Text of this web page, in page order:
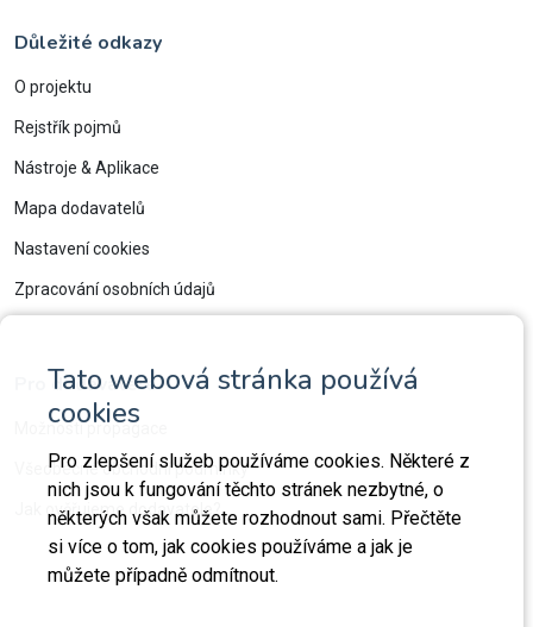
Tato webová stránka používá
cookies
Pro zlepšení služeb používáme cookies. Některé z
nich jsou k fungování těchto stránek nezbytné, o
některých však můžete rozhodnout sami. Přečtěte
si více o tom, jak cookies používáme a jak je
můžete případně odmítnout.
Důležité odkazy
O projektu
Rejstřík pojmů
Nástroje & Aplikace
Mapa dodavatelů
Nastavení cookies
Zpracování osobních údajů
Pro dodavatele
Možnosti propagace
Všeobecné obchodní podmínky
Jak ověřujeme dodavatele?